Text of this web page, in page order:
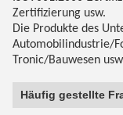
Zertifizierung usw.
Die Produkte des
Automobilindustrie/
Tronic/Bauwesen
Häufig gestellte